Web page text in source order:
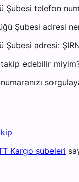
telefon
Şubesi adresi
adresi:
edebilir
Kargo şubeleri